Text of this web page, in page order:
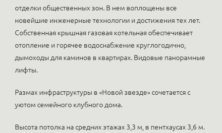
отделки общественных зон. В нем воплощены все
новейшие инженерные технологии и достижения тех лет.
Собственная крышная газовая котельная обеспечивает
отопление и горячее водоснабжение круглогодично,
дымоходы для каминов в квартирах. Видовые панорамные
лифты.
Размах инфраструктуры в «Новой звезде» сочетается с
уютом семейного клубного дома.
Высота потолка на средних этажах 3,3 м, в пентхаусах 3,6 м.